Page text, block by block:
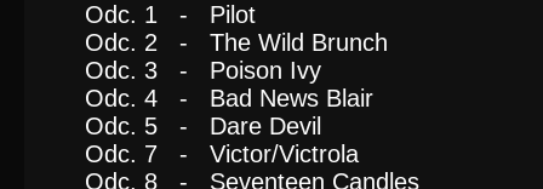
Odc. 1 - Pilot
Odc. 2 - The Wild Brunch
Odc. 3 - Poison Ivy
Odc. 4 - Bad News Blair
Odc. 5 - Dare Devil
Odc. 7 - Victor/Victrola
Odc. 8 - Seventeen Candles